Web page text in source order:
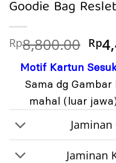
Goodie Bag
Rp8,800.00 Rp
Motif Kartun
Sama dg
mahal (luar
Jaminan